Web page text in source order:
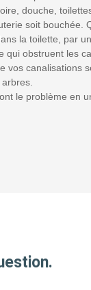
douche,
soit bouchée.
la toilette, par
qui obstruent les
vos canalisations
le problème en